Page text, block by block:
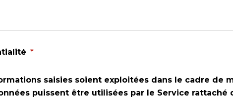
*
saisies soient exploitées dans le cadre de
puissent être utilisées par le Service